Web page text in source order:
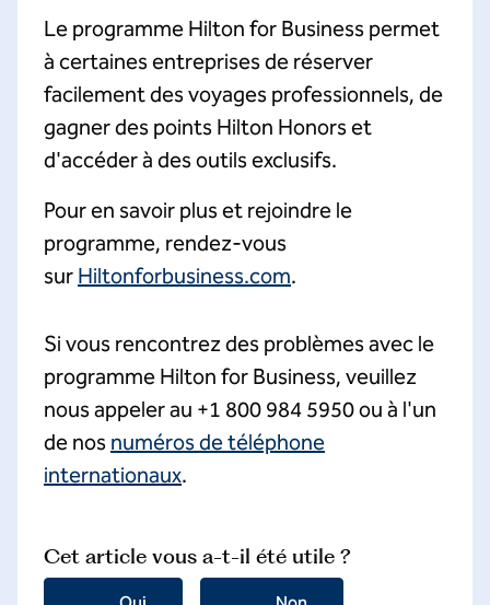
Le programme Hilton for Business permet
à certaines entreprises de réserver
facilement des voyages professionnels, de
gagner des points Hilton Honors et
d'accéder à des outils exclusifs.
Pour en savoir plus et rejoindre le
programme, rendez-vous
sur Hiltonforbusiness.com.
Si vous rencontrez des problèmes avec le
programme Hilton for Business, veuillez
nous appeler au +1 800 984 5950 ou à l'un
de nos numéros de téléphone
internationaux.
Cet article vous a-t-il été utile ?